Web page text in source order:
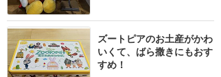
ズートピアのお土産がかわ
いくて、ばら撒きにもおす
すめ！